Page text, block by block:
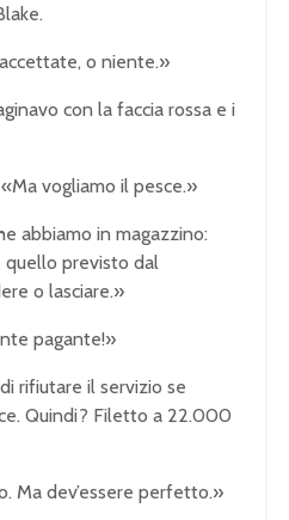
o niente.»
con la faccia rossa e i
vogliamo il pesce.»
abbiamo in magazzino:
quello previsto dal
o lasciare.»
pagante!»
rifiutare il servizio se
Quindi? Filetto a 22.000
Ma dev’essere perfetto.»